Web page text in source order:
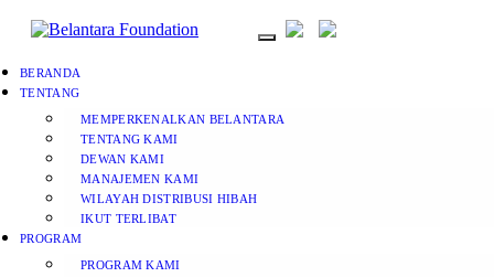
BERANDA
TENTANG
MEMPERKENALKAN BELANTARA
TENTANG KAMI
DEWAN KAMI
MANAJEMEN KAMI
WILAYAH DISTRIBUSI HIBAH
IKUT TERLIBAT
PROGRAM
PROGRAM KAMI